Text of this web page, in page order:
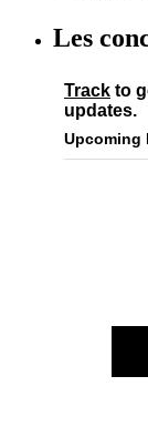
Les
Track to
updates.
Upcoming